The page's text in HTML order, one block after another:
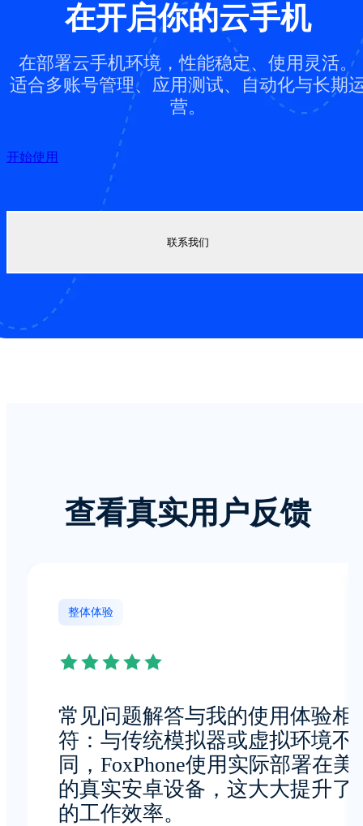
在开启你的云手机
在部署云手机环境，性能稳定、使用灵活。
适合多账号管理、应用测试、自动化与长期
营。
开始使用
联系我们
查看真实用户反馈
整体体验
常见问题解答与我的使用体验相
符：与传统模拟器或虚拟环境不
同，FoxPhone使用实际部署在美
的真实安卓设备，这大大提升了
的工作效率。